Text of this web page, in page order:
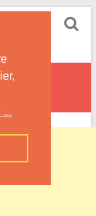
...